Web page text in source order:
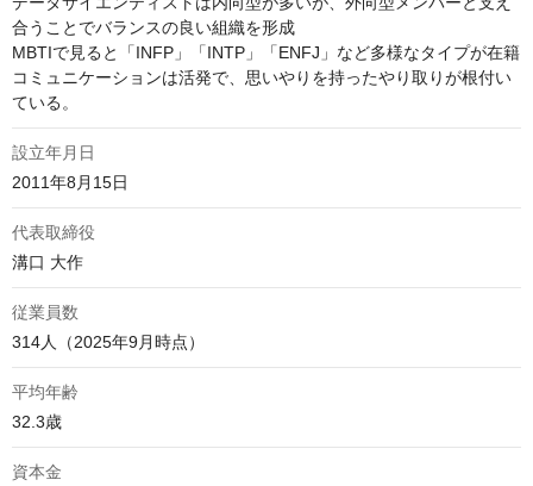
合うことでバランスの良い組織を形成
MBTIで見ると「INFP」「INTP」「ENFJ」など多様なタイプが在籍
コミュニケーションは活発で、思いやりを持ったやり取りが根付い
ている。
設立年月日
2011年8月15日
代表取締役
溝口 大作
従業員数
314人（2025年9月時点）
平均年齢
32.3歳
資本金